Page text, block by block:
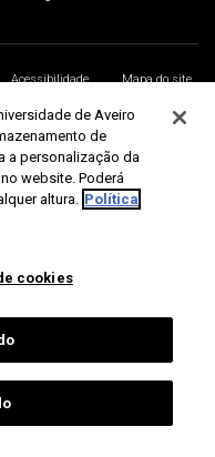
Acessibilidade
Mapa do site
de Aveiro
de
a personalização da
website. Poderá
altura. Política
cookies